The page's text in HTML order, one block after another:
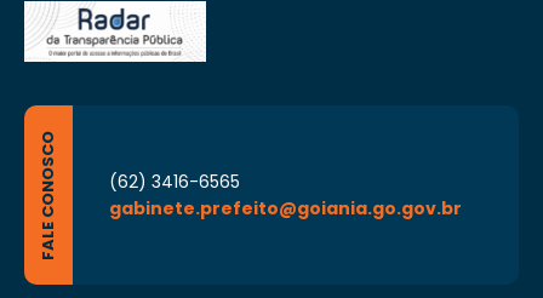
FALE CONOSCO
(62) 3416-6565
gabinete.prefeito@goiania.go.gov.br